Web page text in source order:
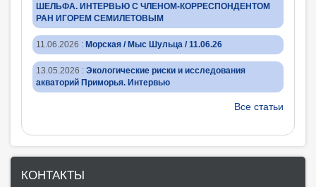
ШЕЛЬФА. ИНТЕРВЬЮ С ЧЛЕНОМ-КОРРЕСПОНДЕНТОМ
РАН ИГОРЕМ СЕМИЛЕТОВЫМ
11.06.2026 : Морская / Мыс Шульца / 11.06.26
13.05.2026 : Экологические риски и исследования
акваторий Приморья. Интервью
Все статьи
КОНТАКТЫ